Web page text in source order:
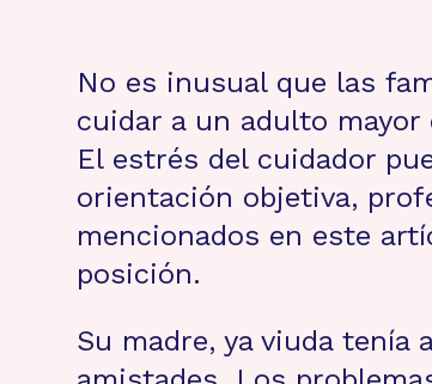
No es inusual que las
cuidar a un adulto
El estrés del cuidador
orientación objetiva,
mencionados en este
posición.
Su madre, ya viuda tenía